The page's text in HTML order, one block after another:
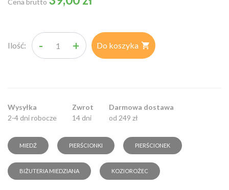
Cena brutto
Ilość: - + Do koszyka 
Wysyłka
2-4 dni robocze
Zwrot
14 dni
Darmowa dostawa
od 249 zł
MIEDŹ PIERŚCIONKI PIERŚCIONEK
BIŻUTERIA MIEDZIANA KOZIOROŻEC